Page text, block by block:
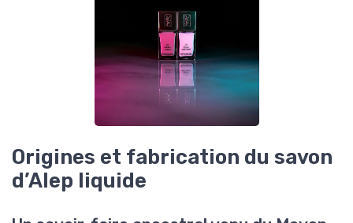
Origines et fabrication du savon
d’Alep liquide